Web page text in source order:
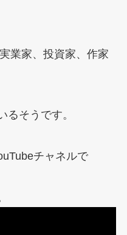
業家、投資家、作家
るそうです。
チャネルで